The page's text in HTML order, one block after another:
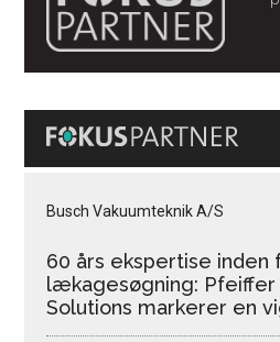
Busch Vakuumteknik A/S
60 års ekspertise inden
lækagesøgning: Pfeiffer
Solutions markerer en